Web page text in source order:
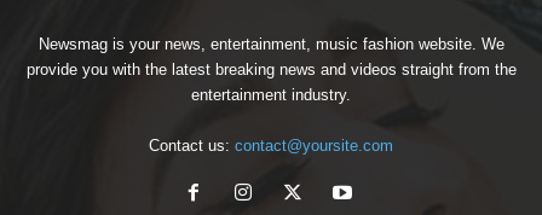
Newsmag is your news, entertainment, music fashion website. We
provide you with the latest breaking news and videos straight from the
entertainment industry.
Contact us: contact@yoursite.com